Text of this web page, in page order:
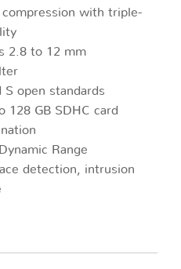
compression with triple-
2.8 to 12 mm
S open standards
128 GB SDHC card
Range
detection, intrusion